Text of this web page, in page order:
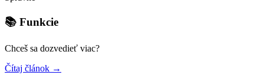
📚 Funkcie
Chceš sa dozvedieť viac?
Čítaj článok →